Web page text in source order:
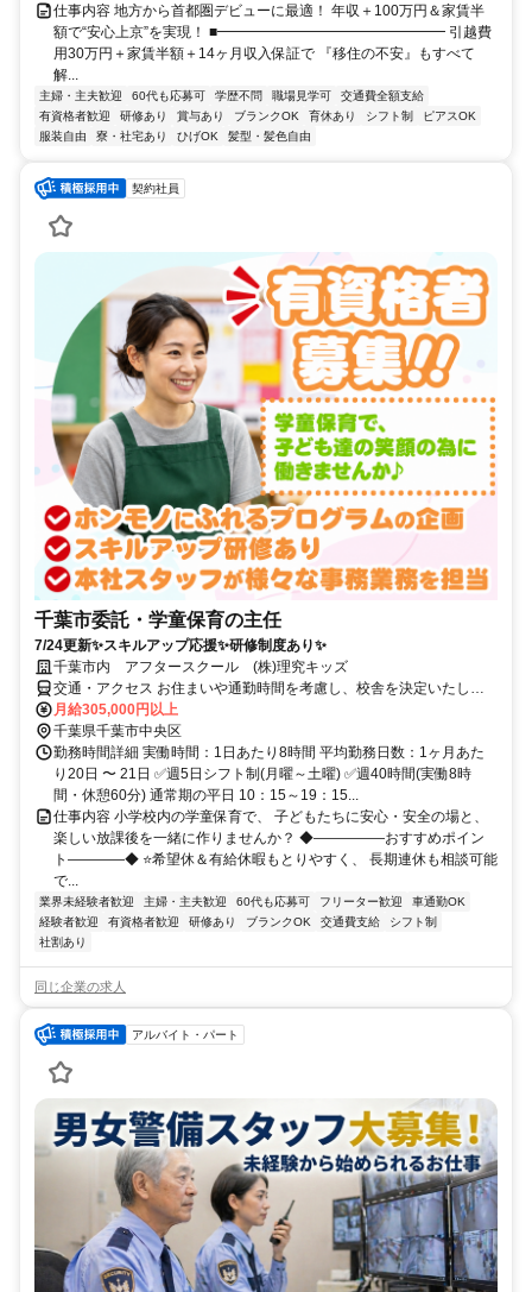
仕事内容 地方から首都圏デビューに最適！ 年収＋100万円＆家賃半
額で“安心上京”を実現！ ■━━━━━━━━━━━━━━━━ 引越費
用30万円＋家賃半額＋14ヶ月収入保証で 『移住の不安』もすべて
解...
主婦・主夫歓迎 60代も応募可 学歴不問 職場見学可
交通費全額支給
有資格者歓迎
研修あり 賞与あり ブランクOK 育休あり シフト制
ピアスOK
服装自由
寮・社宅あり ひげOK 髪型・髪色自由
契約社員
千葉市委託・学童保育の主任
7/24更新✨スキルアップ応援✨研修制度あり✨
千葉市内 アフタースクール (株)理究キッズ
交通・アクセス お住まいや通勤時間を考慮し、校舎を決定いたしま
す。
月給305,000円以上
千葉県千葉市中央区
勤務時間詳細 実働時間：1日あたり8時間 平均勤務日数：1ヶ月あた
り20日 〜 21日 ✅週5日シフト制(月曜～土曜) ✅週40時間(実働8時
間・休憩60分) 通常期の平日 10：15～19：15...
仕事内容 小学校内の学童保育で、 子どもたちに安心・安全の場と、
楽しい放課後を一緒に作りませんか？ ◆―――――おすすめポイン
ト――――◆ ⭐希望休＆有給休暇もとりやすく、 長期連休も相談可能
で...
業界未経験者歓迎 主婦・主夫歓迎 60代も応募可 フリーター歓迎
車通勤OK
経験者歓迎
有資格者歓迎 研修あり ブランクOK 交通費支給
シフト制
社割あり
同じ企業の求人
アルバイト・パート